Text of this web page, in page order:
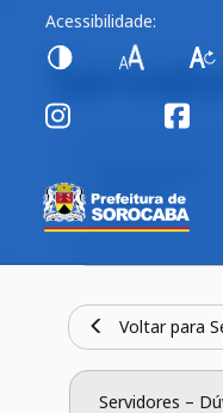
Acessibilidade:
Recursos
Humanos
Voltar para
Servidores –